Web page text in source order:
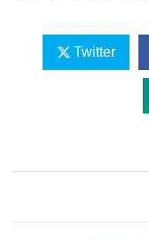
Twitter